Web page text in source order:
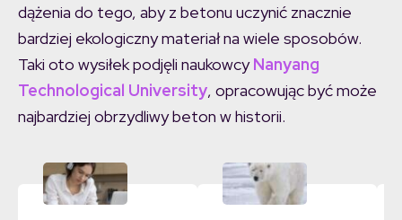
dążenia do tego, aby z betonu uczynić znacznie
bardziej ekologiczny materiał na wiele sposobów.
Taki oto wysiłek podjęli naukowcyNanyang
Technological University, opracowując być może
najbardziej obrzydliwy beton w historii.